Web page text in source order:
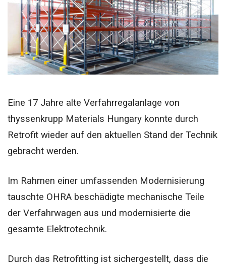
Eine 17 Jahre alte Verfahrregalanlage von
thyssenkrupp Materials Hungary konnte durch
Retrofit wieder auf den aktuellen Stand der Technik
gebracht werden.
Im Rahmen einer umfassenden Modernisierung
tauschte OHRA beschädigte mechanische Teile
der Verfahrwagen aus und modernisierte die
gesamte Elektrotechnik.
Durch das Retrofitting ist sichergestellt, dass die